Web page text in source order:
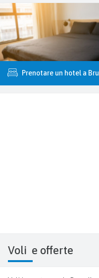
Prenotare un hotel a
Voli e offerte